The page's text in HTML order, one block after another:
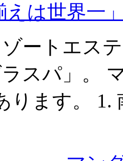
えは世界一
ートエス
ラスパ」。
ります。 1.